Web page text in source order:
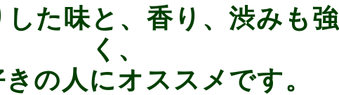
した味と、香り、渋みも強
く、
の人にオススメです。